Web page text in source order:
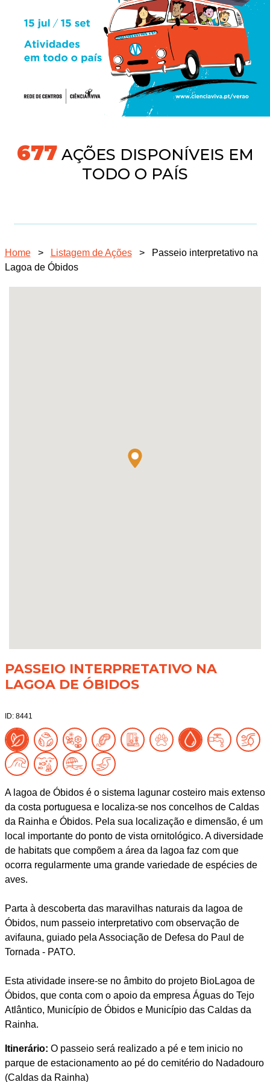
704 AÇÕES DISPONÍVEIS EM
TODO O PAÍS
Home > Listagem de Ações >
Passeio interpretativo na
Lagoa de Óbidos
PASSEIO INTERPRETATIVO NA
LAGOA DE ÓBIDOS
ID: 8441
A lagoa de Óbidos é o sistema lagunar costeiro mais extenso
da costa portuguesa e localiza-se nos concelhos de Caldas
da Rainha e Óbidos. Pela sua localização e dimensão, é um
local importante do ponto de vista ornitológico. A diversidade
de habitats que compõem a área da lagoa faz com que
ocorra regularmente uma grande variedade de espécies de
aves.
Parta à descoberta das maravilhas naturais da lagoa de
Óbidos, num passeio interpretativo com observação de
avifauna, guiado pela Associação de Defesa do Paul de
Tornada - PATO.
Esta atividade insere-se no âmbito do projeto BioLagoa de
Óbidos, que conta com o apoio da empresa Águas do Tejo
Atlântico, Município de Óbidos e Município das Caldas da
Rainha.
Itinerário: O passeio será realizado a pé e tem inicio no
parque de estacionamento ao pé do cemitério do Nadadouro
(Caldas da Rainha)